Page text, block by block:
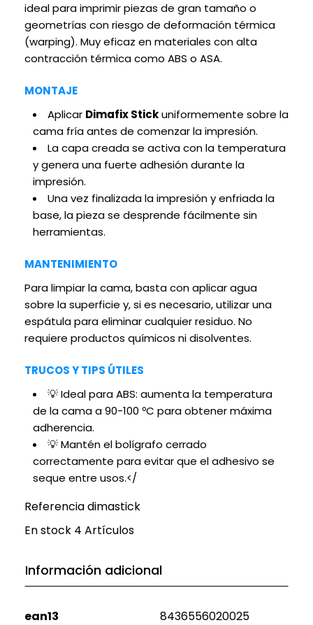
ideal para imprimir piezas de gran tamaño o
geometrías con riesgo de deformación térmica
(warping). Muy eficaz en materiales con alta
contracción térmica como ABS o ASA.
MONTAJE
Aplicar Dimafix Stickuniformemente sobre la
cama fría antes de comenzar la impresión.
La capa creada se activa con la temperatura
y genera una fuerte adhesión durante la
impresión.
Una vez finalizada la impresión y enfriada la
base, la pieza se desprende fácilmente sin
herramientas.
MANTENIMIENTO
Para limpiar la cama, basta con aplicar agua
sobre la superficie y, si es necesario, utilizar una
espátula para eliminar cualquier residuo. No
requiere productos químicos ni disolventes.
TRUCOS Y TIPS ÚTILES
💡 Ideal para ABS: aumenta la temperatura
de la cama a 90-100 ºC para obtener máxima
adherencia.
💡 Mantén el bolígrafo cerrado
correctamente para evitar que el adhesivo se
seque entre usos.</
Referenciadimastick
En stock 4 Artículos
Información adicional
ean13 8436556020025